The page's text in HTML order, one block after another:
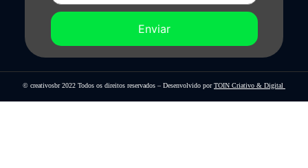
Enviar
© creativosbr 2022 Todos os direitos reservados – Desenvolvido porTOIN Criativo & Digital